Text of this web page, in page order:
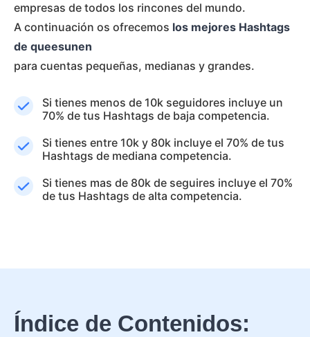
empresas de todos los rincones del mundo.
A continuación os ofrecemos los mejores Hashtags
de queesunen
para cuentas pequeñas, medianas y grandes.
Si tienes menos de 10k seguidores incluye un
70% de tus Hashtags de baja competencia.
Si tienes entre 10k y 80k incluye el 70% de tus
Hashtags de mediana competencia.
Si tienes mas de 80k de seguires incluye el 70%
de tus Hashtags de alta competencia.
Índice de Contenidos: